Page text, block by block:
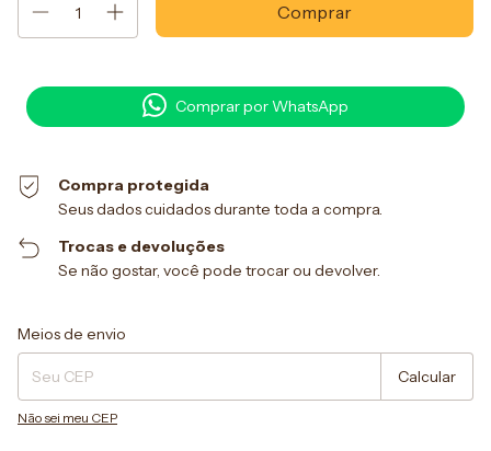
Comprar por WhatsApp
Compra protegida
Seus dados cuidados durante toda a compra.
Trocas e devoluções
Se não gostar, você pode trocar ou devolver.
Entregas para o CEP:
Meios de envio
Calcular
Não sei meu CEP